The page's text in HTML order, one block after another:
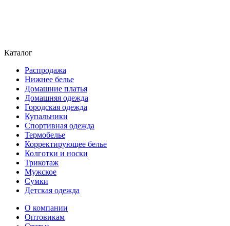
Каталог
Распродажа
Нижнее белье
Домашние платья
Домашняя одежда
Городская одежда
Купальники
Спортивная одежда
Термобелье
Корректирующее белье
Колготки и носки
Трикотаж
Мужское
Сумки
Детская одежда
О компании
Оптовикам